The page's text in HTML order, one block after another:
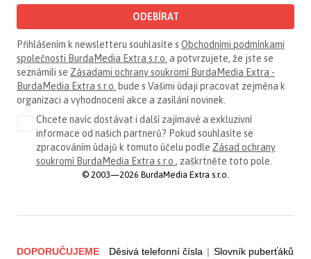
ODEBÍRAT
Přihlášením k newsletteru souhlasíte s Obchodními podmínkami
společnosti BurdaMedia Extra s.r.o. a potvrzujete, že jste se
seznámili se Zásadami ochrany soukromí BurdaMedia Extra -
BurdaMedia Extra s.r.o. bude s Vašimi údaji pracovat zejména k
organizaci a vyhodnocení akce a zasílání novinek.
Chcete navíc dostávat i další zajímavé a exkluzivní
informace od našich partnerů? Pokud souhlasíte se
zpracováním údajů k tomuto účelu podle Zásad ochrany
soukromí BurdaMedia Extra s.r.o. , zaškrtněte toto pole.
© 2003—2026 BurdaMedia Extra s.r.o.
DOPORUČUJEME Děsivá telefonní čísla | Slovník puberťáků